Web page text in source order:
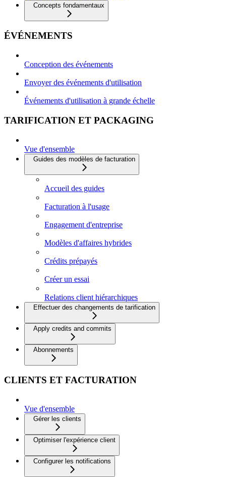
Concepts fondamentaux
ÉVÉNEMENTS
Conception des événements
Envoyer des événements d'utilisation
Événements d'utilisation à grande échelle
TARIFICATION ET PACKAGING
Vue d'ensemble
Guides des modèles de facturation
Accueil des guides
Facturation à l'usage
Engagement d'entreprise
Modèles d'affaires hybrides
Crédits prépayés
Créer un essai
Relations client hiérarchiques
Effectuer des changements de tarification
Apply credits and commits
Abonnements
CLIENTS ET FACTURATION
Vue d'ensemble
Gérer les clients
Optimiser l'expérience client
Configurer les notifications